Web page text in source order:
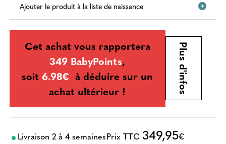
Ajouter le produit à la liste de naissance
Cet achat vous rapportera
349 BabyPoints,
soit6.98€ à déduire sur un
achat ultérieur !
Plus d'infos
Livraison 2 à 4 semainesPrix TTC 349,95€